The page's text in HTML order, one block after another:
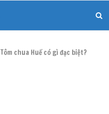
Tôm chua Huế có gì đặc biệt?